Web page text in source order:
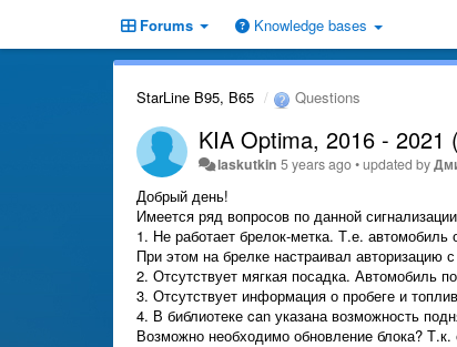
Forums Knowledge bases
StarLine B95, B65 Questions
KIA Optima, 2016 - 2021
laskutkin 5 years ago•updated by
Добрый день!
Имеется ряд вопросов по данной
1. Не работает брелок-метка. Т.е. автомобиль
При этом на брелке настраивал авторизацию
2. Отсутствует мягкая посадка. Автомобиль
3. Отсутствует информация о пробеге и
4. В библиотеке can указана возможность
Возможно необходимо обновление блока?